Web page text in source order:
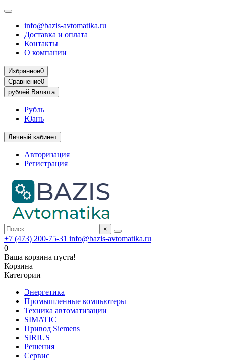
info@bazis-avtomatika.ru
Доставка и оплата
Контакты
О компании
Избранное0
Сравнение0
рублей Валюта
Рубль
Юань
Личный кабинет
Авторизация
Регистрация
×
+7 (473) 200-75-31 info@bazis-avtomatika.ru
0
Ваша корзина пуста!
Корзина
Категории
Энергетика
Промышленные компьютеры
Техника автоматизации
SIMATIC
Привод Siemens
SIRIUS
Решения
Сервис